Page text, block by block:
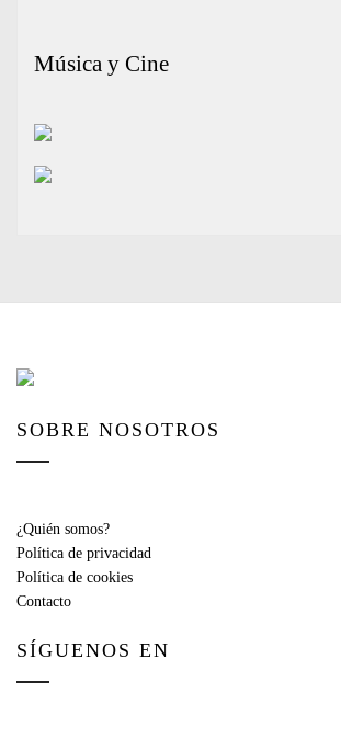
Música y Cine
SOBRE NOSOTROS
¿Quién somos?
Política de privacidad
Política de cookies
Contacto
SÍGUENOS EN